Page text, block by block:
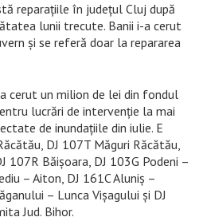
reparațiile în județul Cluj după
lunii trecute. Banii i-a cerut
și se referă doar la repararea
cerut un milion de lei din fondul
lucrări de intervenție la mai
de inundațiile din iulie. E
DJ 107T Măguri Răcătău,
107R Băișoara, DJ 103G Podeni –
– Aiton, DJ 161C Aluniș –
– Lunca Vișagului și DJ
Jud. Bihor.